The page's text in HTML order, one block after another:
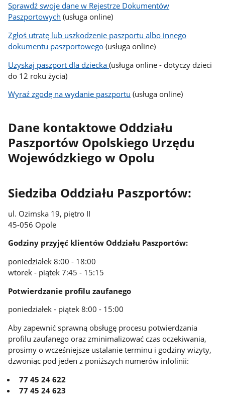
Sprawdź swoje dane w Rejestrze Dokumentów
Paszportowych (usługa online)
Zgłoś utratę lub uszkodzenie paszportu albo innego
dokumentu paszportowego (usługa online)
Uzyskaj paszport dla dziecka(usługa online - dotyczy dzieci
do 12 roku życia)
Wyraź zgodę na wydanie paszportu (usługa online)
Dane kontaktowe Oddziału
Paszportów Opolskiego Urzędu
Wojewódzkiego w Opolu
Siedziba Oddziału Paszportów:
ul. Ozimska 19, piętro II
45-056 Opole
Godziny przyjęć klientów Oddziału Paszportów:
poniedziałek 8:00 - 18:00
wtorek - piątek 7:45 - 15:15
Potwierdzanie profilu zaufanego
poniedziałek - piątek 8:00 - 15:00
Aby zapewnić sprawną obsługę procesu potwierdzania
profilu zaufanego oraz zminimalizować czas oczekiwania,
prosimy o wcześniejsze ustalanie terminu i godziny wizyty,
dzwoniąc pod jeden z poniższych numerów infolinii:
77 45 24 622
77 45 24 623